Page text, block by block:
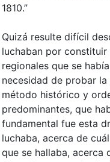
1810.”
Quizá resulte difícil
luchaban por constituir
regionales que se
necesidad de probar
método histórico y
predominantes, que
fundamental fue esta
luchaba, acerca de
que se hallaba, acerca